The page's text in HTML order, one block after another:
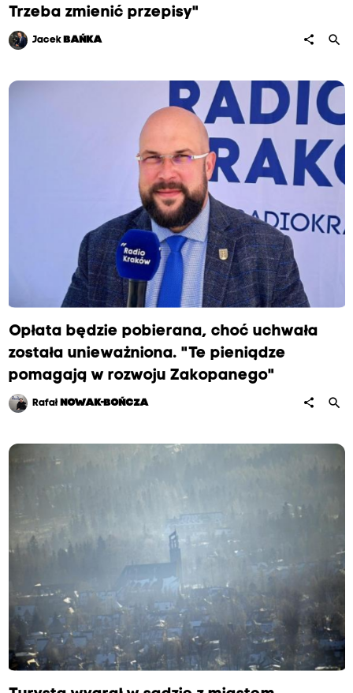
Trzeba zmienić przepisy"
Jacek BAŃKA share search
Opłata będzie pobierana, choć uchwała
została unieważniona. "Te pieniądze
pomagają w rozwoju Zakopanego"
Rafał NOWAK-BOŃCZA share search